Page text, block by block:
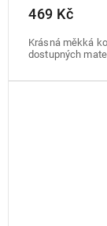
469 Kč
Krásná měkká
dostupných